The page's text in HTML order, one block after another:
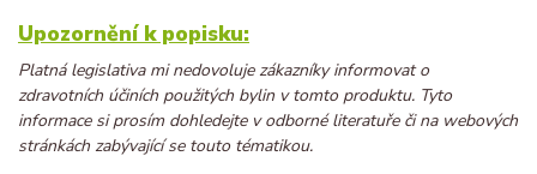
Upozornění k popisku:
Platná legislativa mi nedovoluje zákazníky informovat o
zdravotních účiních použitých bylin v tomto produktu. Tyto
informace si prosím dohledejte v odborné literatuře či na webových
stránkách zabývající se touto tématikou.